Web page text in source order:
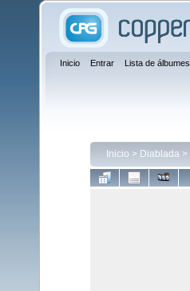
Inicio Entrar Lista de álbumes
Inicio > Diablada>